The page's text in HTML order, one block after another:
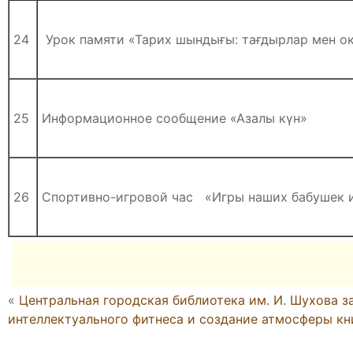
24 Урок памяти «Тарих шындығы: тағдырлар мен
25 Информационное сообщение «Азалы күн»
26 Спортивно-игровой час «Игры наших бабушек
« Центральная городская библиотека им. И. Шухова
интеллектуального фитнеса и создание атмосферы